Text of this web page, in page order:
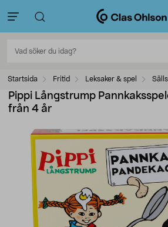
Startsida Fritid Leksaker & spel
Pippi Långstrump
från 4 år